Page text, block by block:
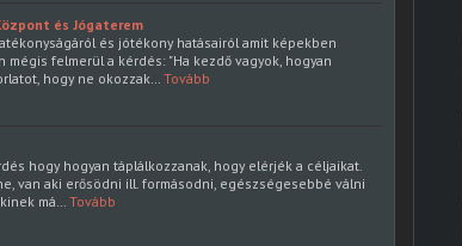
és Jógaterem
és jótékony hatásairól amit képekben
felmerül a kérdés: "Ha kezdő vagyok, hogyan
hogy ne okozzak…
Tovább
hogy hogyan táplálkozzanak, hogy elérjék a céljaikat.
van aki erősödni ill. formásodni, egészségesebbé válni
má…
Tovább